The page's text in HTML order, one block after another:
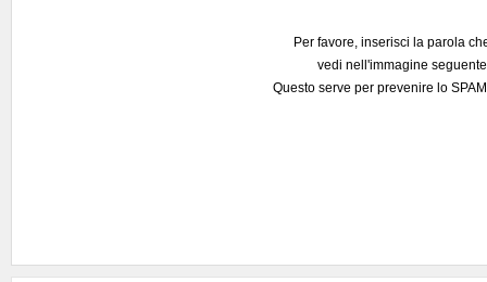
Per favore, inserisci la parola
vedi nell'immagine
Questo serve per prevenire lo